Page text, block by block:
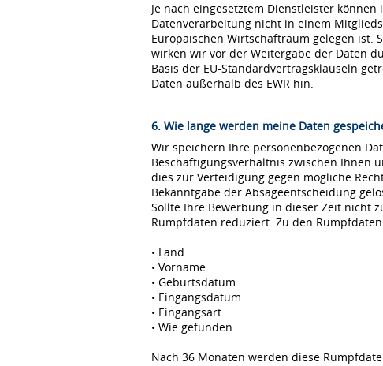
Je nach eingesetztem Dienstleister
Datenverarbeitung nicht in einem
Europäischen Wirtschaftraum gelegen ist.
wirken wir vor der Weitergabe der Daten
Basis der EU-Standardvertragsklauseln
Daten außerhalb des EWR hin.
6. Wie lange werden meine Daten
Wir speichern Ihre personenbezogenen
Beschäftigungsverhältnis zwischen Ihnen
dies zur Verteidigung gegen mögliche
Bekanntgabe der Absageentscheidung
Sollte Ihre Bewerbung in dieser Zeit nicht
Rumpfdaten reduziert. Zu den
• Land
• Vorname
• Geburtsdatum
• Eingangsdatum
• Eingangsart
• Wie gefunden
Nach 36 Monaten werden diese